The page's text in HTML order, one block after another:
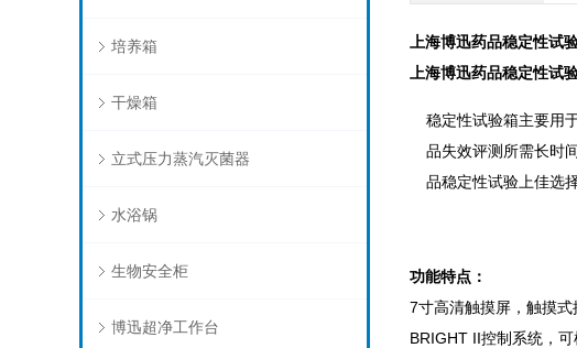
培养箱
干燥箱
立式压力蒸汽灭菌器
水浴锅
生物安全柜
博迅超净工作台
上海博迅药品稳定性试
上海博迅药品稳定性试
稳定性试验箱主要用
品失效评测所需长时
品稳定性试验上佳选
功能特点：
7寸高清触摸屏，触摸式
BRIGHT II控制系统，